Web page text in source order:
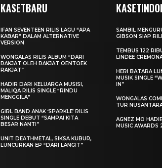
KASETBARU
IFAN SEVENTEEN RILIS LAGU “APA
KABAR” DALAM ALTERNATIVE
VERSION
WONGALAS RILIS ALBUM “DARI
RAKJAT OLEH RAKJAT OENTOEK
RAKJAT”
HADIR DARI KELUARGA MUSISI,
MALIQA RILIS SINGLE “RINDU
MENGGILA”
GIRL BAND ANAK ‘SPARKLE’ RILIS
SINGLE DEBUT “SAMPAI KITA
BESAR NANTI”
UNIT DEATHMETAL, SIKSA KUBUR,
LUNCURKAN EP “DARI LANGIT”
SAMBIL
GIBSON SIAP
TEMBUS 122
LINDEE
HERI BATARA
MUSIK SINGLE
IN”
WONGALAS
TUR
AGNEZ MO
MUSIC AWARDS